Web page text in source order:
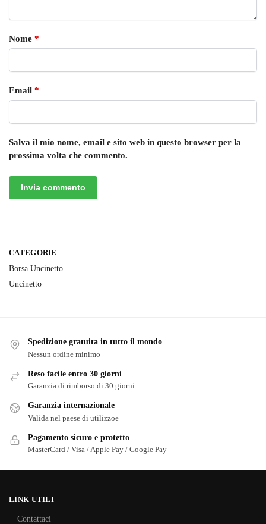
Nome *
Email *
Salva il mio nome, email e sito web in questo browser per la
prossima volta che commento.
CATEGORIE
Borsa Uncinetto
Uncinetto
Spedizione gratuita in tutto il mondo
Nessun ordine minimo
Reso facile entro 30 giorni
Garanzia di rimborso di 30 giorni
Garanzia internazionale
Valida nel paese di utilizzoe
Pagamento sicuro e protetto
MasterCard / Visa / Apple Pay / Google Pay
LINK UTILI
Contattaci